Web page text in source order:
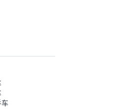
，最
的方
”
车